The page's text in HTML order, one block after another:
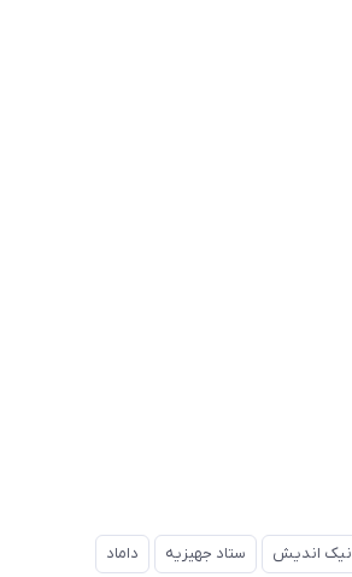
نیک اندیش ستاد جهیزیه داماد